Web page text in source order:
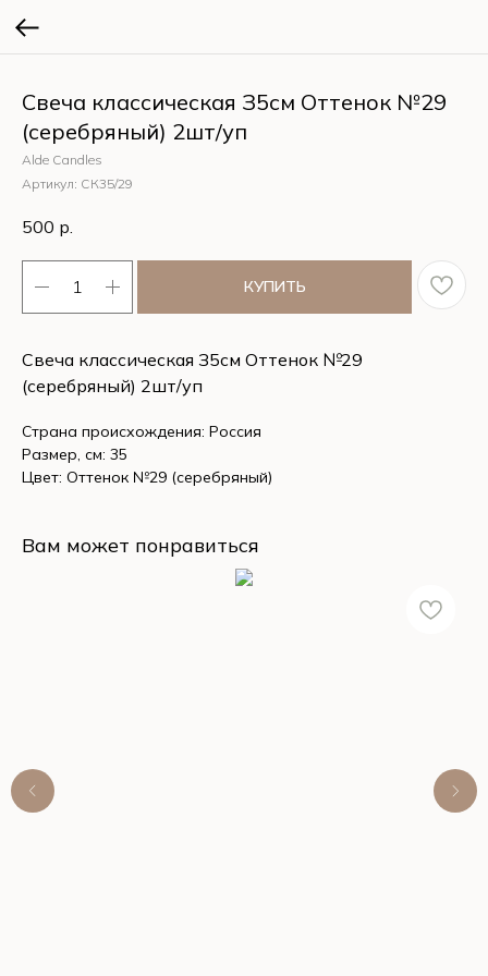
Свеча классическая З5см Оттенок №29
(серебряный) 2шт/уп
Alde Candles
Артикул: СК35/29
500 р.
КУПИТЬ
Свеча классическая З5см Оттенок №29
(серебряный) 2шт/уп
Страна происхождения: Россия
Размер, см: 35
Цвет: Оттенок №29 (серебряный)
Вам может понравиться